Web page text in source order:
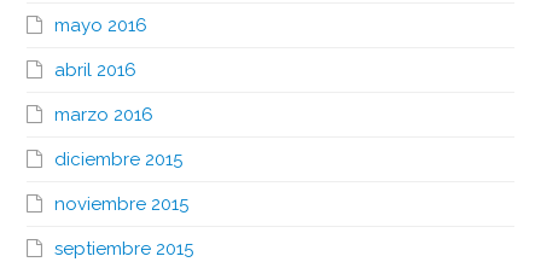
mayo 2016
abril 2016
marzo 2016
diciembre 2015
noviembre 2015
septiembre 2015